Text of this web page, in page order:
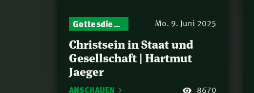
Gottesdienst-Botschaften – Jeden Sonntag neu: Aktuelle Predigten vom Mitternachtsruf Mo. 9. Juni 2025
Christsein in Staat und
Gesellschaft | Hartmut
Jaeger
ANSCHAUEN 8670